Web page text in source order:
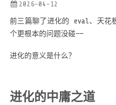
2026-04-12
前三篇聊了进化的 eval、天花
个更根本的问题没碰——
进化的意义是什么？
进化的中庸之道